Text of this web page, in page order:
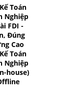
Toán
Nghiệp
FDI -
Đúng
Cao
Toán
Nghiệp
house)